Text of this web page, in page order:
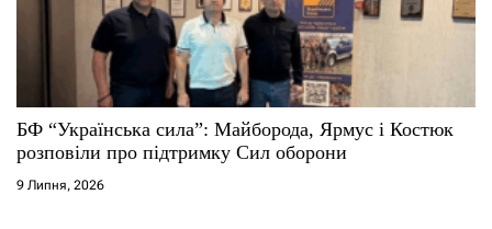
БФ “Українська сила”: Майборода, Ярмус і Костюк
розповіли про підтримку Сил оборони
9 Липня, 2026